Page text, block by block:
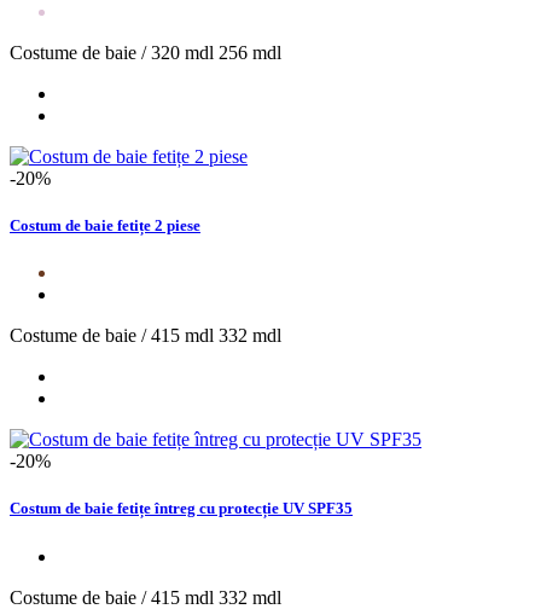
Costume de baie /320 mdl 256 mdl
-20%
Costum de baie fetițe 2 piese
Costume de baie /415 mdl 332 mdl
-20%
Costum de baie fetițe întreg cu protecție UV SPF35
Costume de baie /415 mdl 332 mdl